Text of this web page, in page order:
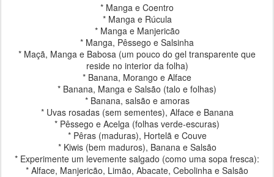
* Manga e Coentro
* Manga e Rúcula
* Manga e Manjericão
* Manga, Pêssego e Salsinha
* Maçã, Manga e Babosa (um pouco do gel transparente que
reside no interior da folha)
* Banana, Morango e Alface
* Banana, Manga e Salsão (talo e folhas)
* Banana, salsão e amoras
* Uvas rosadas (sem sementes), Alface e Banana
* Pêssego e Acelga (folhas verde-escuras)
* Pêras (maduras), Hortelã e Couve
* Kiwis (bem maduros), Banana e Salsão
* Experimente um levemente salgado (como uma sopa fresca):
* Alface, Manjericão, Limão, Abacate, Cebolinha e Salsão